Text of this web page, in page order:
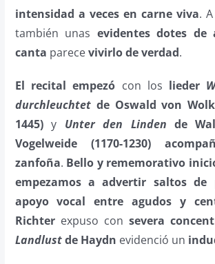
intensidad a veces en carne viva.
también unas evidentes dotes de
canta parecevivirlo de verdad.
El recital empezó con los lieder
durchleuchtetde Oswald von
1445)y Unter den Linden de
Vogelweide (1170-1230)
zanfoña. Bello y rememorativo
empezamos a advertir saltos de
apoyo vocal entre agudos y
Richterexpuso con severa
Landlustde Haydn evidenció un